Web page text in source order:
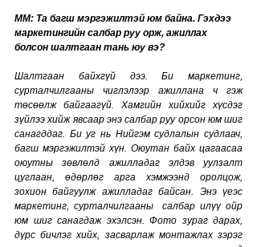
MM: Та багш мэргэжилтэй юм байна. Гэхдээ
маркетингийн салбар руу орж, ажиллах
болсон шалтгаан тань юу вэ?
Шалтгаан байхгүй дээ. Би маркетинг,
сурталчилгааны чиглэлээр ажиллана ч гэж
төсөөлж байгаагүй. Хамгийн хийхийг хүсдэг
зүйлээ хийж явсаар энэ салбар руу орсон юм шиг
санагддаг. Би уг нь Нийгэм судлалын судлаач,
багш мэргэжилтэй хүн. Оюутан байх цагаасаа
оюутны зөвлөлд ажилладаг элдэв уулзалт
цуглаан, өдөрлөг арга хэмжээнд оролцож,
зохион байгуулж ажилладаг байсан. Энэ үеэс
маркетинг, сурталчилгааны  салбар илүү ойр
юм шиг санагдаж эхэлсэн. Фото зураг дарах,
дүрс бичлэг хийх, засварлаж монтажлах зэрэг